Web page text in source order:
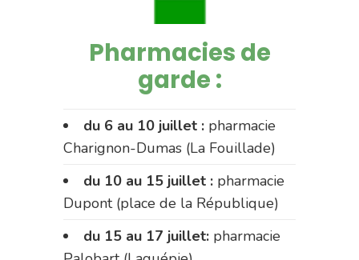
Pharmacies de
garde :
du 6 au 10 juillet : pharmacie
Charignon-Dumas (La Fouillade)
du 10 au 15 juillet : pharmacie
Dupont (place de la République)
du 15 au 17 juillet: pharmacie